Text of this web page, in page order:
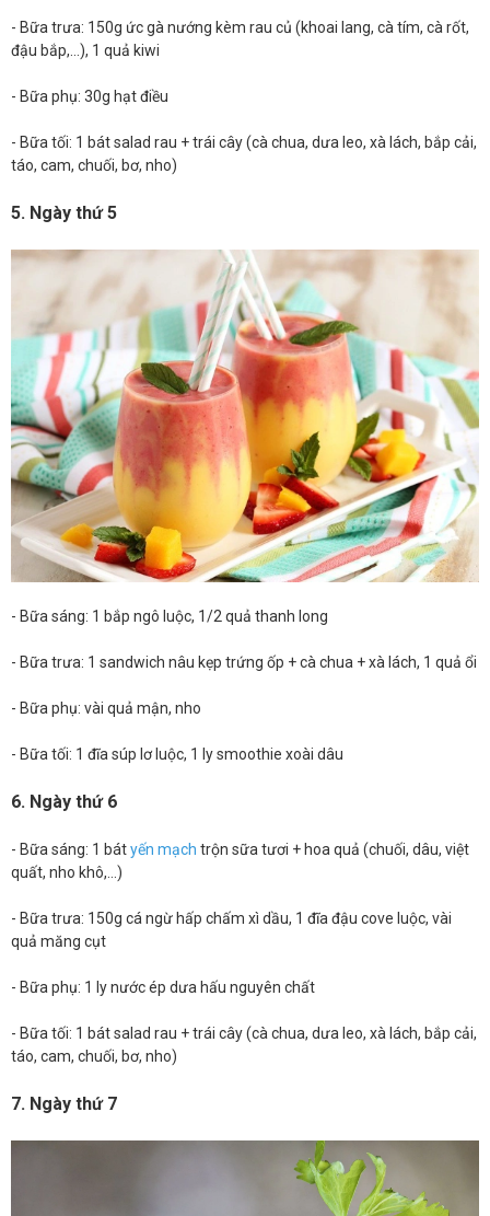
- Bữa trưa: 150g ức gà nướng kèm rau củ (khoai lang, cà tím, cà rốt,
đậu bắp,…), 1 quả kiwi
- Bữa phụ: 30g hạt điều
- Bữa tối: 1 bát salad rau + trái cây (cà chua, dưa leo, xà lách, bắp cải,
táo, cam, chuối, bơ, nho)
5. Ngày thứ 5
- Bữa sáng: 1 bắp ngô luộc, 1/2 quả thanh long
- Bữa trưa: 1 sandwich nâu kẹp trứng ốp + cà chua + xà lách, 1 quả ổi
- Bữa phụ: vài quả mận, nho
- Bữa tối: 1 đĩa súp lơ luộc, 1 ly smoothie xoài dâu
6. Ngày thứ 6
- Bữa sáng: 1 bátyến mạch trộn sữa tươi + hoa quả (chuối, dâu, việt
quất, nho khô,…)
- Bữa trưa: 150g cá ngừ hấp chấm xì dầu, 1 đĩa đậu cove luộc, vài
quả măng cụt
- Bữa phụ: 1 ly nước ép dưa hấu nguyên chất
- Bữa tối: 1 bát salad rau + trái cây (cà chua, dưa leo, xà lách, bắp cải,
táo, cam, chuối, bơ, nho)
7. Ngày thứ 7